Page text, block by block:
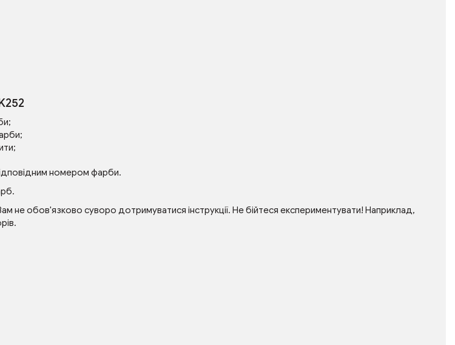
номером фарби.
обов'язково суворо дотримуватися інструкції. Не бійтеся експериментувати! Наприклад,